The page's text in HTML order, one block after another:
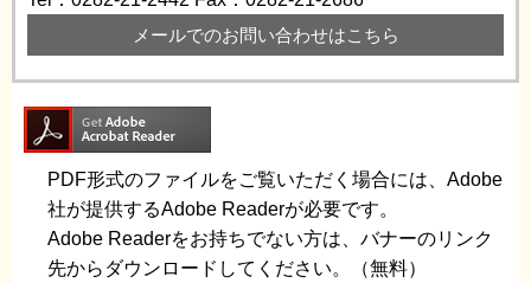
メールでのお問い合わせはこちら
PDF形式のファイルをご覧いただく場合には、Adobe
社が提供するAdobe Readerが必要です。
Adobe Readerをお持ちでない方は、バナーのリンク
先からダウンロードしてください。（無料）